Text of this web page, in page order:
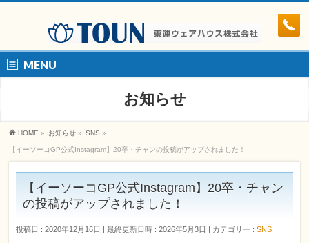
MENU
お知らせ
HOME » お知らせ » SNS »
【イーソーコGP公式Instagram】20卒・チャンの投稿がアップされました！
【イーソーコGP公式Instagram】20卒・チャン
の投稿がアップされました！
投稿日 : 2020年12月16日 最終更新日時 : 2026年5月3日 カテゴリー :SNS